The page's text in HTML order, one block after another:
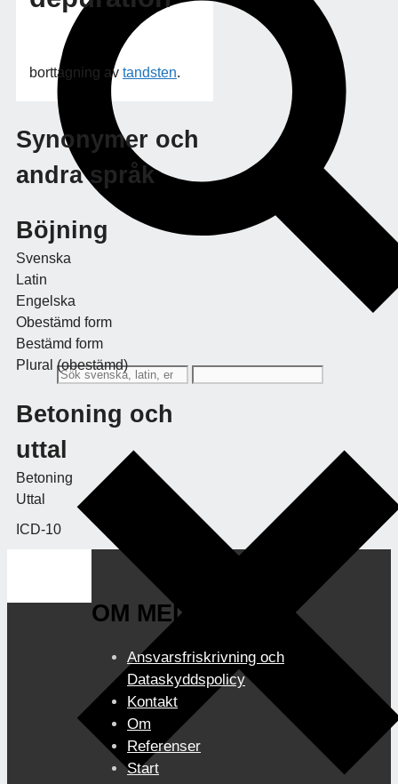
borttagning av tandsten.
Synonymer och
andra språk
Böjning
Svenska
Latin
Engelska
Obestämd form
Bestämd form
Plural (obestämd)
Betoning och
uttal
Betoning
Uttal
ICD-10
OM MEDIBOK.SE
Ansvarsfriskrivning och
Dataskyddspolicy
Kontakt
Om
Referenser
Start